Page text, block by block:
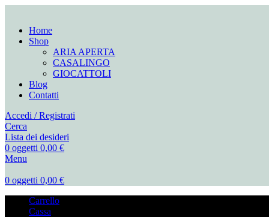
Home
Shop
ARIA APERTA
CASALINGO
GIOCATTOLI
Blog
Contatti
Accedi / Registrati
Cerca
Lista dei desideri
0 oggetti 0,00 €
Menu
0 oggetti 0,00 €
Carrello
Cassa